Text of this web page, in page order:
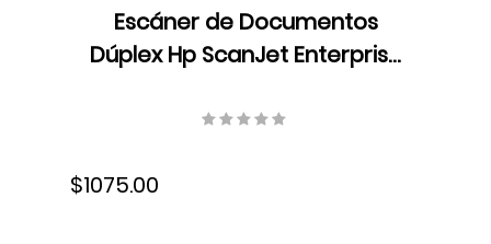
Escáner de Documentos
Dúplex Hp ScanJet Enterprise
Velocidad 75 ppm/150 ipm,
$1075.00